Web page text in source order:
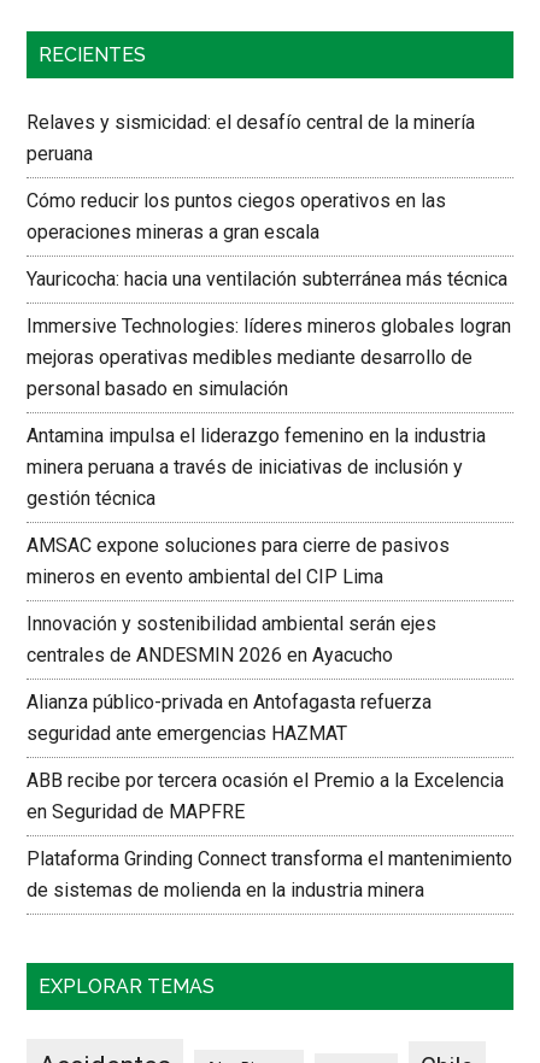
RECIENTES
Relaves y sismicidad: el desafío central de la minería
peruana
Cómo reducir los puntos ciegos operativos en las
operaciones mineras a gran escala
Yauricocha: hacia una ventilación subterránea más técnica
Immersive Technologies: líderes mineros globales logran
mejoras operativas medibles mediante desarrollo de
personal basado en simulación
Antamina impulsa el liderazgo femenino en la industria
minera peruana a través de iniciativas de inclusión y
gestión técnica
AMSAC expone soluciones para cierre de pasivos
mineros en evento ambiental del CIP Lima
Innovación y sostenibilidad ambiental serán ejes
centrales de ANDESMIN 2026 en Ayacucho
Alianza público-privada en Antofagasta refuerza
seguridad ante emergencias HAZMAT
ABB recibe por tercera ocasión el Premio a la Excelencia
en Seguridad de MAPFRE
Plataforma Grinding Connect transforma el mantenimiento
de sistemas de molienda en la industria minera
EXPLORAR TEMAS